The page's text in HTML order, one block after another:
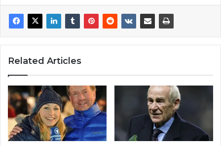
Related Articles